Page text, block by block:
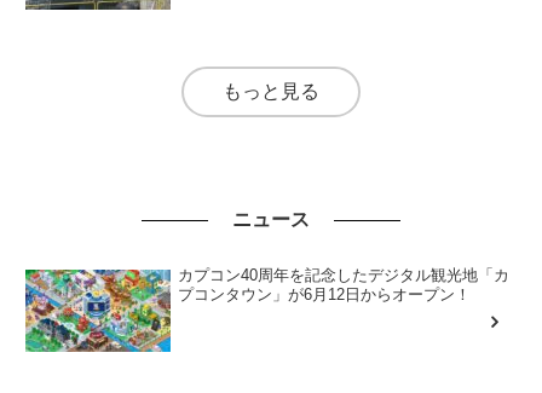
もっと見る
ニュース
カプコン40周年を記念したデジタル観光地「カ
プコンタウン」が6月12日からオープン！